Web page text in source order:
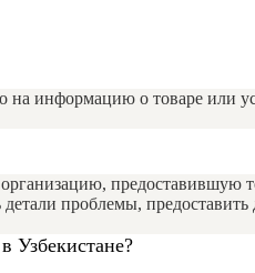
на информацию о товаре или
предоставившую
проблемы, предоставить
Узбекистане?